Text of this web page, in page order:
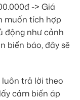
-> Giá
muốn tích hợp
động như cảnh
biển báo, đây sẽ
luôn trả lời theo
cảm biến áp